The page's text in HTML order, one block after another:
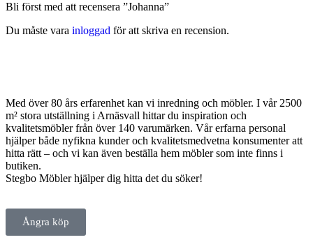
Bli först med att recensera ”Johanna”
Du måste vara inloggad för att skriva en recension.
Med över 80 års erfarenhet kan vi inredning och möbler. I vår 2500
m² stora utställning i Arnäsvall hittar du inspiration och
kvalitetsmöbler från över 140 varumärken. Vår erfarna personal
hjälper både nyfikna kunder och kvalitetsmedvetna konsumenter att
hitta rätt – och vi kan även beställa hem möbler som inte finns i
butiken.
Stegbo Möbler hjälper dig hitta det du söker!
Ångra köp